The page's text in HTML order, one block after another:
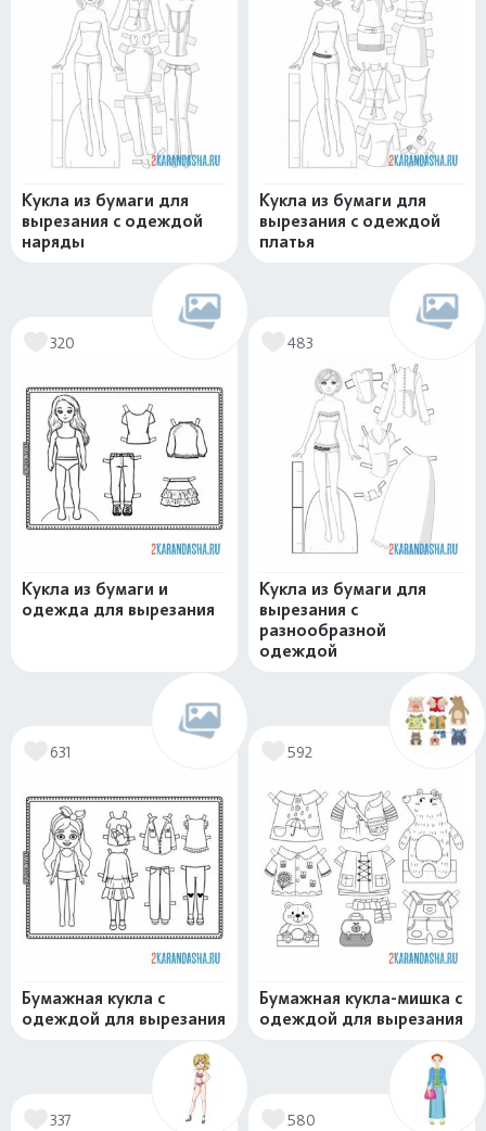
Кукла из бумаги для
вырезания с одеждой
наряды
Кукла из бумаги для
вырезания с одеждой
платья
320
Кукла из бумаги и
одежда для вырезания
483
Кукла из бумаги для
вырезания с
разнообразной
одеждой
631
Бумажная кукла с
одеждой для вырезания
592
Бумажная кукла-мишка с
одеждой для вырезания
337 580